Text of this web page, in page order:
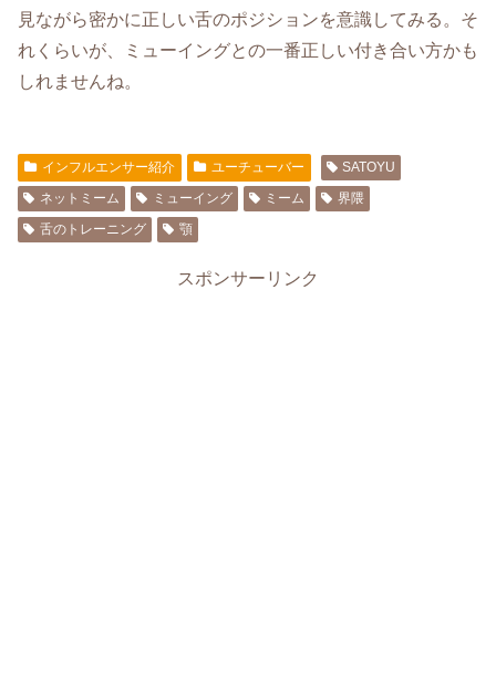
見ながら密かに正しい舌のポジションを意識してみる。そ
れくらいが、ミューイングとの一番正しい付き合い方かも
しれませんね。
インフルエンサー紹介 ユーチューバー
SATOYU
ネットミーム
ミューイング ミーム
界隈
舌のトレーニング
顎
スポンサーリンク